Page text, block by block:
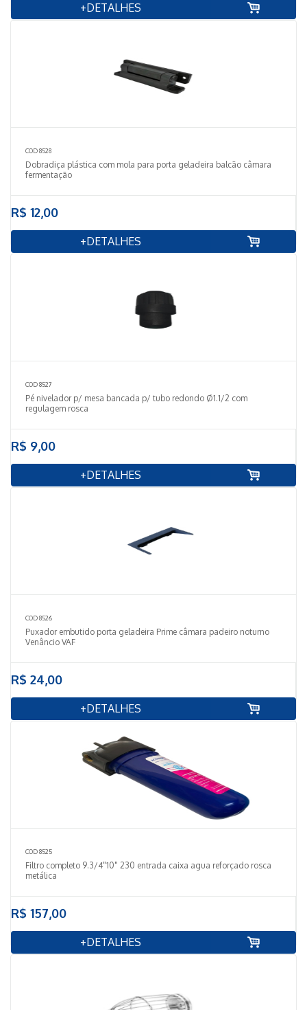
+DETALHES
COD 8528
Dobradiça plástica com mola para porta geladeira balcão câmara
fermentação
R$ 12,00
+DETALHES
COD 8527
Pé nivelador p/ mesa bancada p/ tubo redondo Ø1.1/2 com
regulagem rosca
R$ 9,00
+DETALHES
COD 8526
Puxador embutido porta geladeira Prime câmara padeiro noturno
Venâncio VAF
R$ 24,00
+DETALHES
COD 8525
Filtro completo 9.3/4"10" 230 entrada caixa agua reforçado rosca
metálica
R$ 157,00
+DETALHES